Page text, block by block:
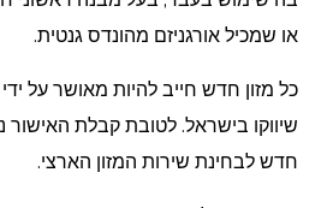
או שמכיל אורגניזם מהונדס גנטית.
כל מזון חדש חייב להיות מאושר על
שיווקו בישראל. לטובת קבלת
חדש לבחינת שירות המזון הארצי.